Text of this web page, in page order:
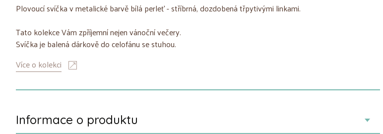
Plovoucí svíčka v metalické barvě bílá perleť - stříbrná, dozdobená třpytivými linkami.
Tato kolekce Vám zpříjemní nejen vánoční večery.
Svíčka je balená dárkově do celofánu se stuhou.
Více o kolekci
Informace o produktu